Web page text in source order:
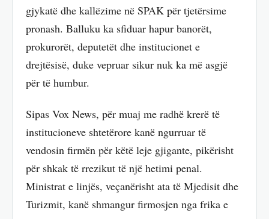
gjykatë dhe kallëzime në SPAK për tjetërsime
pronash. Balluku ka sfiduar hapur banorët,
prokurorët, deputetët dhe institucionet e
drejtësisë, duke vepruar sikur nuk ka më asgjë
për të humbur.
Sipas Vox News, për muaj me radhë krerë të
institucioneve shtetërore kanë ngurruar të
vendosin firmën për këtë leje gjigante, pikërisht
për shkak të rrezikut të një hetimi penal.
Ministrat e linjës, veçanërisht ata të Mjedisit dhe
Turizmit, kanë shmangur firmosjen nga frika e